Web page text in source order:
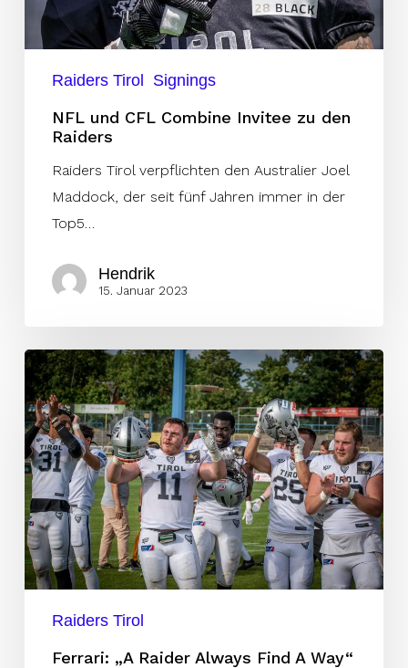
den
Raiders
Raiders Tirol Signings
NFL und CFL Combine Invitee zu den
Raiders
Raiders Tirol verpflichten den Australier Joel
Maddock, der seit fünf Jahren immer in der
Top5…
Hendrik
15. Januar 2023
Ferrari:
„A
Raider
Always
Find
A
Way“
Raiders Tirol
Ferrari: „A Raider Always Find A Way“